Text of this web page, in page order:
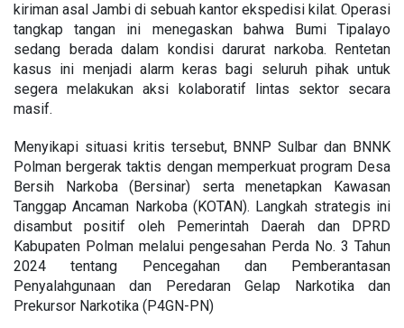
kiriman asal Jambi di sebuah kantor ekspedisi kilat. Operasi
tangkap tangan ini menegaskan bahwa Bumi Tipalayo
sedang berada dalam kondisi darurat narkoba. Rentetan
kasus ini menjadi alarm keras bagi seluruh pihak untuk
segera melakukan aksi kolaboratif lintas sektor secara
masif.
Menyikapi situasi kritis tersebut, BNNP Sulbar dan BNNK
Polman bergerak taktis dengan memperkuat program Desa
Bersih Narkoba (Bersinar) serta menetapkan Kawasan
Tanggap Ancaman Narkoba (KOTAN). Langkah strategis ini
disambut positif oleh Pemerintah Daerah dan DPRD
Kabupaten Polman melalui pengesahan Perda No. 3 Tahun
2024 tentang Pencegahan dan Pemberantasan
Penyalahgunaan dan Peredaran Gelap Narkotika dan
Prekursor Narkotika (P4GN-PN)